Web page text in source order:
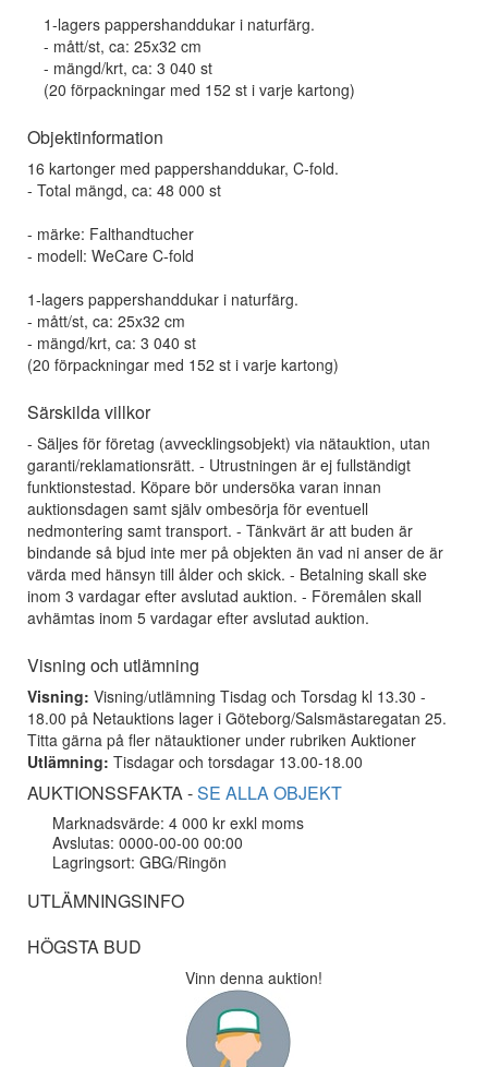
1-lagers pappershanddukar i naturfärg.
- mått/st, ca: 25x32 cm
- mängd/krt, ca: 3 040 st
(20 förpackningar med 152 st i varje kartong)
Objektinformation
16 kartonger med pappershanddukar, C-fold.
- Total mängd, ca: 48 000 st
- märke: Falthandtucher
- modell: WeCare C-fold
1-lagers pappershanddukar i naturfärg.
- mått/st, ca: 25x32 cm
- mängd/krt, ca: 3 040 st
(20 förpackningar med 152 st i varje kartong)
Särskilda villkor
- Säljes för företag (avvecklingsobjekt) via nätauktion, utan
garanti/reklamationsrätt. - Utrustningen är ej fullständigt
funktionstestad. Köpare bör undersöka varan innan
auktionsdagen samt själv ombesörja för eventuell
nedmontering samt transport. - Tänkvärt är att buden är
bindande så bjud inte mer på objekten än vad ni anser de är
värda med hänsyn till ålder och skick. - Betalning skall ske
inom 3 vardagar efter avslutad auktion. - Föremålen skall
avhämtas inom 5 vardagar efter avslutad auktion.
Visning och utlämning
Visning: Visning/utlämning Tisdag och Torsdag kl 13.30 -
18.00 på Netauktions lager i Göteborg/Salsmästaregatan 25.
Titta gärna på fler nätauktioner under rubriken Auktioner
Utlämning: Tisdagar och torsdagar 13.00-18.00
AUKTIONSSFAKTA -SE ALLA OBJEKT
Marknadsvärde: 4 000 kr exkl moms
Avslutas: 0000-00-00 00:00
Lagringsort: GBG/Ringön
UTLÄMNINGSINFO
HÖGSTA BUD
Vinn denna auktion!